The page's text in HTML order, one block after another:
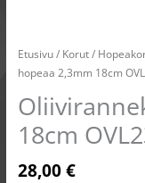
Etusivu/ Korut/
hopeaa 2,3mm 18cm
18cm
28,00€